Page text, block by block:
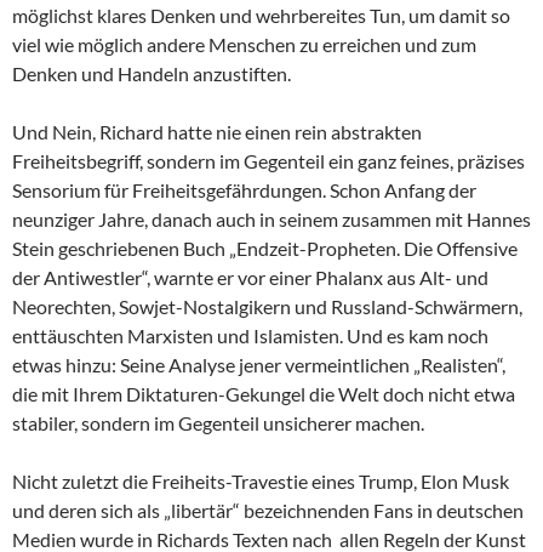
möglichst klares Denken und wehrbereites Tun, um damit so
viel wie möglich andere Menschen zu erreichen und zum
Denken und Handeln anzustiften.
Und Nein, Richard hatte nie einen rein abstrakten
Freiheitsbegriff, sondern im Gegenteil ein ganz feines, präzises
Sensorium für Freiheitsgefährdungen. Schon Anfang der
neunziger Jahre, danach auch in seinem zusammen mit Hannes
Stein geschriebenen Buch „Endzeit-Propheten. Die Offensive
der Antiwestler“, warnte er vor einer Phalanx aus Alt- und
Neorechten, Sowjet-Nostalgikern und Russland-Schwärmern,
enttäuschten Marxisten und Islamisten. Und es kam noch
etwas hinzu: Seine Analyse jener vermeintlichen „Realisten“,
die mit Ihrem Diktaturen-Gekungel die Welt doch nicht etwa
stabiler, sondern im Gegenteil unsicherer machen.
Nicht zuletzt die Freiheits-Travestie eines Trump, Elon Musk
und deren sich als „libertär“ bezeichnenden Fans in deutschen
Medien wurde in Richards Texten nach allen Regeln der Kunst